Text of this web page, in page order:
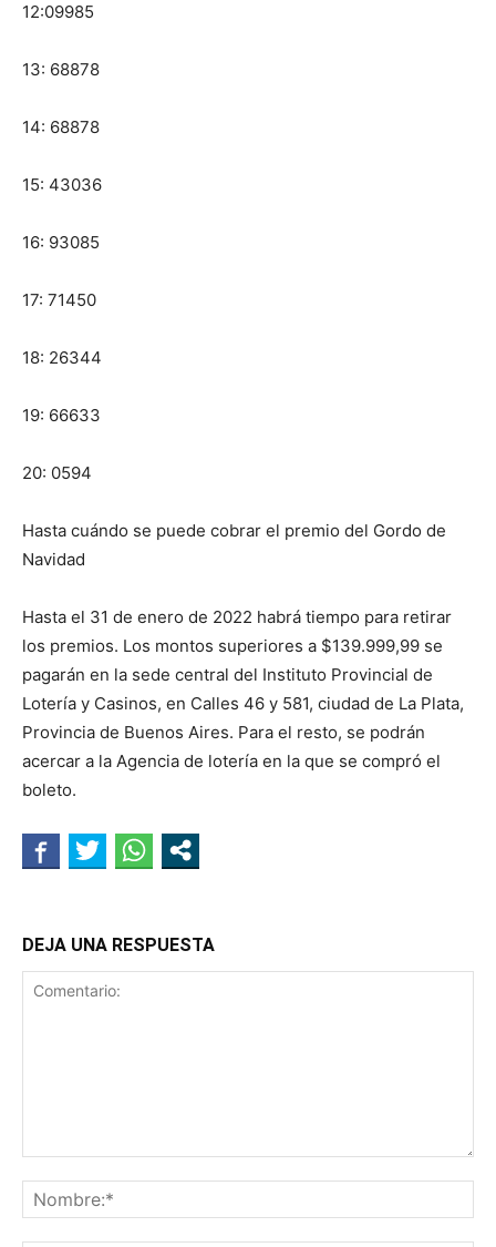
12:09985
13: 68878
14: 68878
15: 43036
16: 93085
17: 71450
18: 26344
19: 66633
20: 0594
Hasta cuándo se puede cobrar el premio del Gordo de
Navidad
Hasta el 31 de enero de 2022 habrá tiempo para retirar
los premios. Los montos superiores a $139.999,99 se
pagarán en la sede central del Instituto Provincial de
Lotería y Casinos, en Calles 46 y 581, ciudad de La Plata,
Provincia de Buenos Aires. Para el resto, se podrán
acercar a la Agencia de lotería en la que se compró el
boleto.
DEJA UNA RESPUESTA